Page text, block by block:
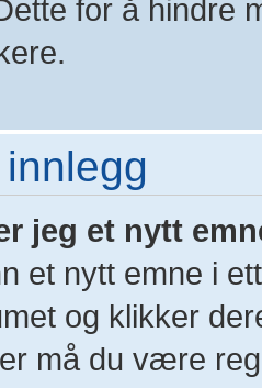
for å hindre
jeg et nytt
et nytt emne i
og klikker
må du være